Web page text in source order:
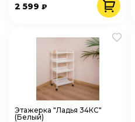
2 599 ₽
Этажерка "Ладья 34КС"
(Белый)